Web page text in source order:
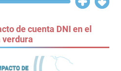
de cuenta DNI en el
verdura